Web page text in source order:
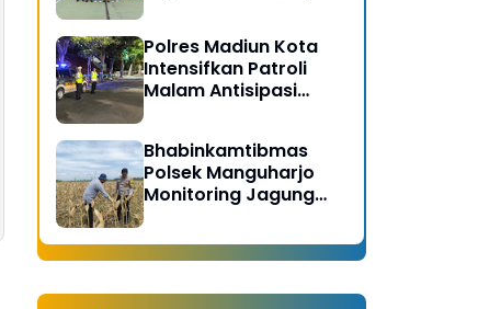
Polres Madiun Kota
Intensifkan Patroli
Malam Antisipasi
Bhabinkamtibmas
Polsek Manguharjo
Monitoring Jagung
Dukung Swasembada
Pangan 2026